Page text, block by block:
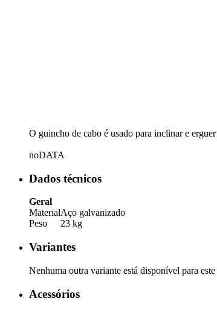
O guincho de cabo é usado para inclinar e
noDATA
Dados técnicos
Geral
MaterialAço galvanizado
Peso
23 kg
Variantes
Nenhuma outra variante está disponível para
Acessórios